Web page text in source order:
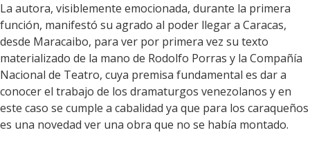
La autora, visiblemente emocionada, durante la primera
función, manifestó su agrado al poder llegar a Caracas,
desde Maracaibo, para ver por primera vez su texto
materializado de la mano de Rodolfo Porras y la Compañía
Nacional de Teatro, cuya premisa fundamental es dar a
conocer el trabajo de los dramaturgos venezolanos y en
este caso se cumple a cabalidad ya que para los caraqueños
es una novedad ver una obra que no se había montado.